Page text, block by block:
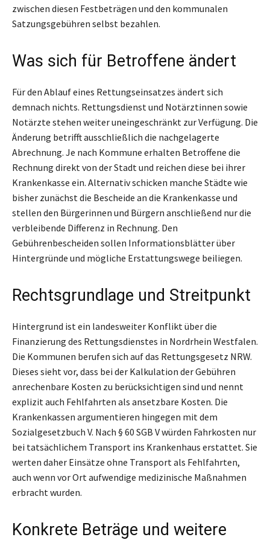
zwischen diesen Festbeträgen und den kommunalen
Satzungsgebühren selbst bezahlen.
Was sich für Betroffene ändert
Für den Ablauf eines Rettungseinsatzes ändert sich
demnach nichts. Rettungsdienst und Notärztinnen sowie
Notärzte stehen weiter uneingeschränkt zur Verfügung. Die
Änderung betrifft ausschließlich die nachgelagerte
Abrechnung. Je nach Kommune erhalten Betroffene die
Rechnung direkt von der Stadt und reichen diese bei ihrer
Krankenkasse ein. Alternativ schicken manche Städte wie
bisher zunächst die Bescheide an die Krankenkasse und
stellen den Bürgerinnen und Bürgern anschließend nur die
verbleibende Differenz in Rechnung. Den
Gebührenbescheiden sollen Informationsblätter über
Hintergründe und mögliche Erstattungswege beiliegen.
Rechtsgrundlage und Streitpunkt
Hintergrund ist ein landesweiter Konflikt über die
Finanzierung des Rettungsdienstes in Nordrhein Westfalen.
Die Kommunen berufen sich auf das Rettungsgesetz NRW.
Dieses sieht vor, dass bei der Kalkulation der Gebühren
anrechenbare Kosten zu berücksichtigen sind und nennt
explizit auch Fehlfahrten als ansetzbare Kosten. Die
Krankenkassen argumentieren hingegen mit dem
Sozialgesetzbuch V. Nach § 60 SGB V würden Fahrkosten nur
bei tatsächlichem Transport ins Krankenhaus erstattet. Sie
werten daher Einsätze ohne Transport als Fehlfahrten,
auch wenn vor Ort aufwendige medizinische Maßnahmen
erbracht wurden.
Konkrete Beträge und weitere